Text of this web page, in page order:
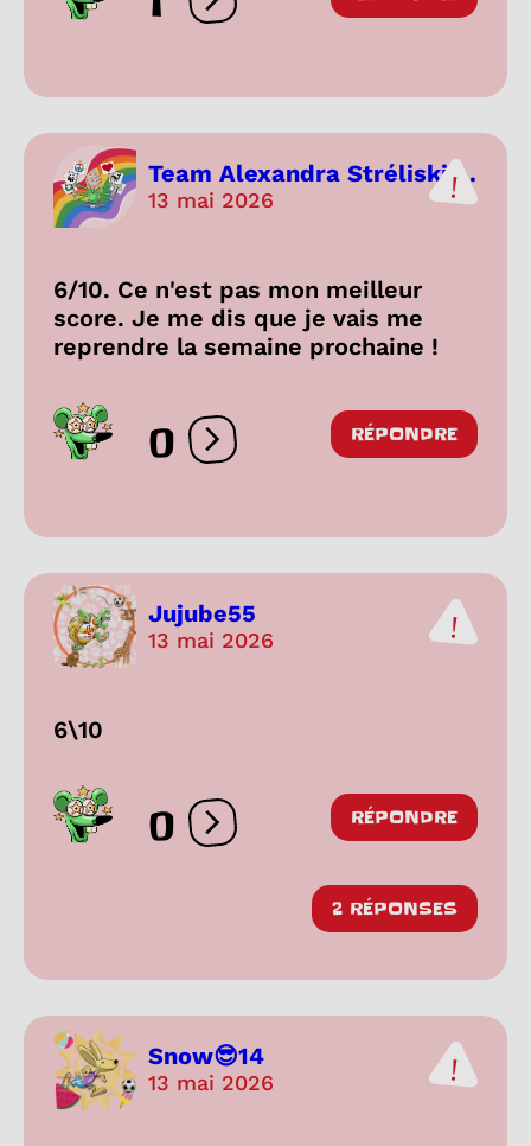
Ouvrir les réactions
Team Alexandra Stréliski ...
13 mai 2026
6/10. Ce n'est pas mon meilleur
score. Je me dis que je vais me
reprendre la semaine prochaine !
0 Ouvrir les réactions
RÉPONDRE
Jujube55
13 mai 2026
6\10
0 Ouvrir les réactions
RÉPONDRE
2 RÉPONSES
Snow😎14
13 mai 2026